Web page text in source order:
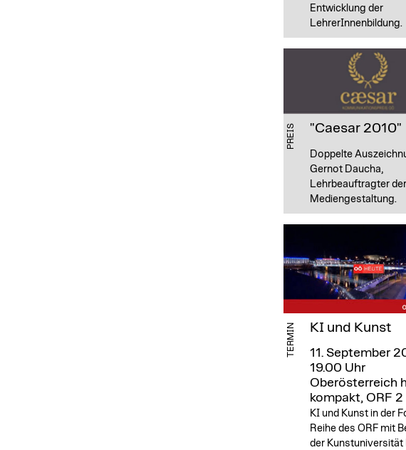
Entwicklung der
LehrerInnenbildung.
PREIS "Caesar 2010"
Doppelte
Gernot Daucha,
Lehrbeauftragter der
Mediengestaltung.
TERMIN KI und Kunst
11. September
19.00 Uhr
Oberösterreich
kompakt, ORF 2
KI und Kunst in der
Reihe des ORF mit
der Kunstuniversität